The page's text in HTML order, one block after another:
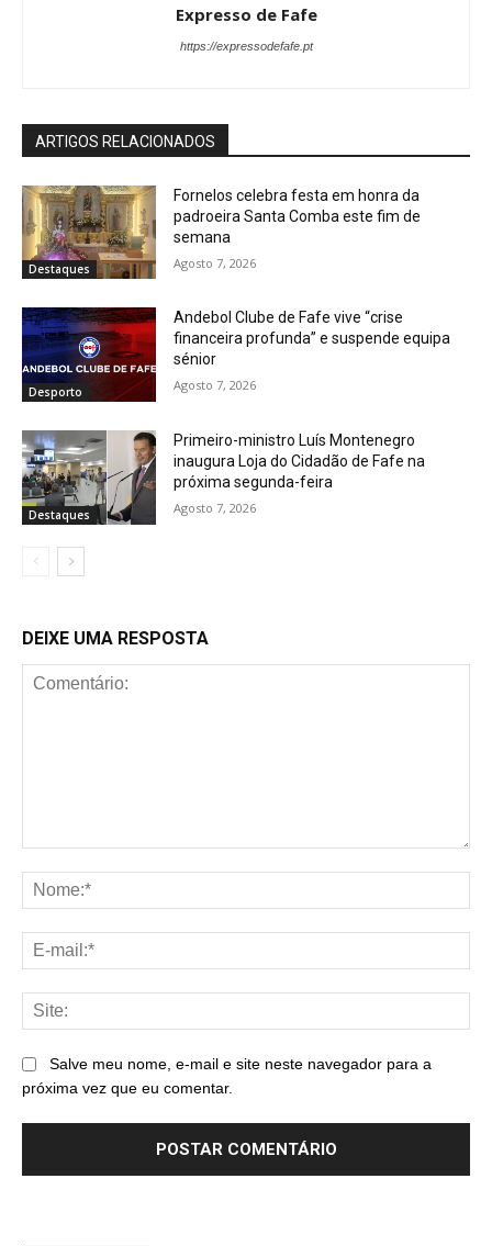
Expresso de Fafe
https://expressodefafe.pt
ARTIGOS RELACIONADOS
Destaques
Fornelos celebra festa em honra da
padroeira Santa Comba este fim de
semana
Agosto 7, 2026
Desporto
Andebol Clube de Fafe vive “crise
financeira profunda” e suspende equipa
sénior
Agosto 7, 2026
Destaques
Primeiro-ministro Luís Montenegro
inaugura Loja do Cidadão de Fafe na
próxima segunda-feira
Agosto 7, 2026
DEIXE UMA RESPOSTA
Salve meu nome, e-mail e site neste navegador para a
próxima vez que eu comentar.